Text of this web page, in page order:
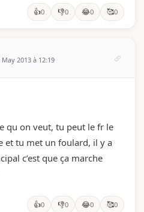
👍0 👎0 😂0 🥰0
2013 à 12:19
qu on veut, tu peut le fr le
et tu met un foulard, il y a
c’est que ça marche
👍0 👎0 😂0 🥰0